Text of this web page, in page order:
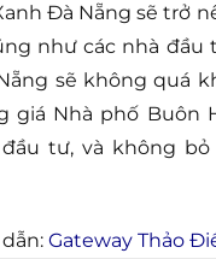
Đà Nẵng sẽ trở
như các nhà đầu
sẽ không quá
giá Nhà phố Buôn
tư, và không bỏ
Gateway Thảo